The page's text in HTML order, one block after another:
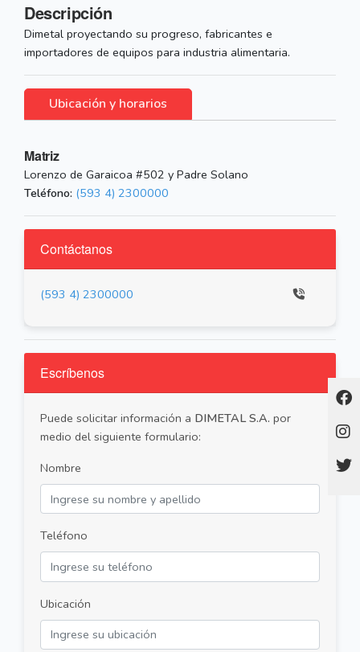
Descripción
Dimetal proyectando su progreso, fabricantes e
importadores de equipos para industria alimentaria.
Ubicación y horarios
Matriz
Lorenzo de Garaicoa #502 y Padre Solano
Teléfono: (593 4) 2300000
Contáctanos
(593 4) 2300000
Escríbenos
Puede solicitar información a DIMETAL S.A. por
medio del siguiente formulario:
Nombre
Teléfono
Ubicación